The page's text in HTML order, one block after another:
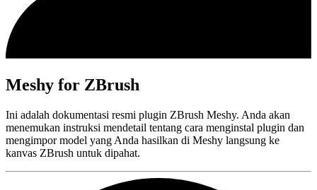
Meshy for ZBrush
Ini adalah dokumentasi resmi plugin ZBrush Meshy. Anda akan
menemukan instruksi mendetail tentang cara menginstal plugin dan
mengimpor model yang Anda hasilkan di Meshy langsung ke
kanvas ZBrush untuk dipahat.